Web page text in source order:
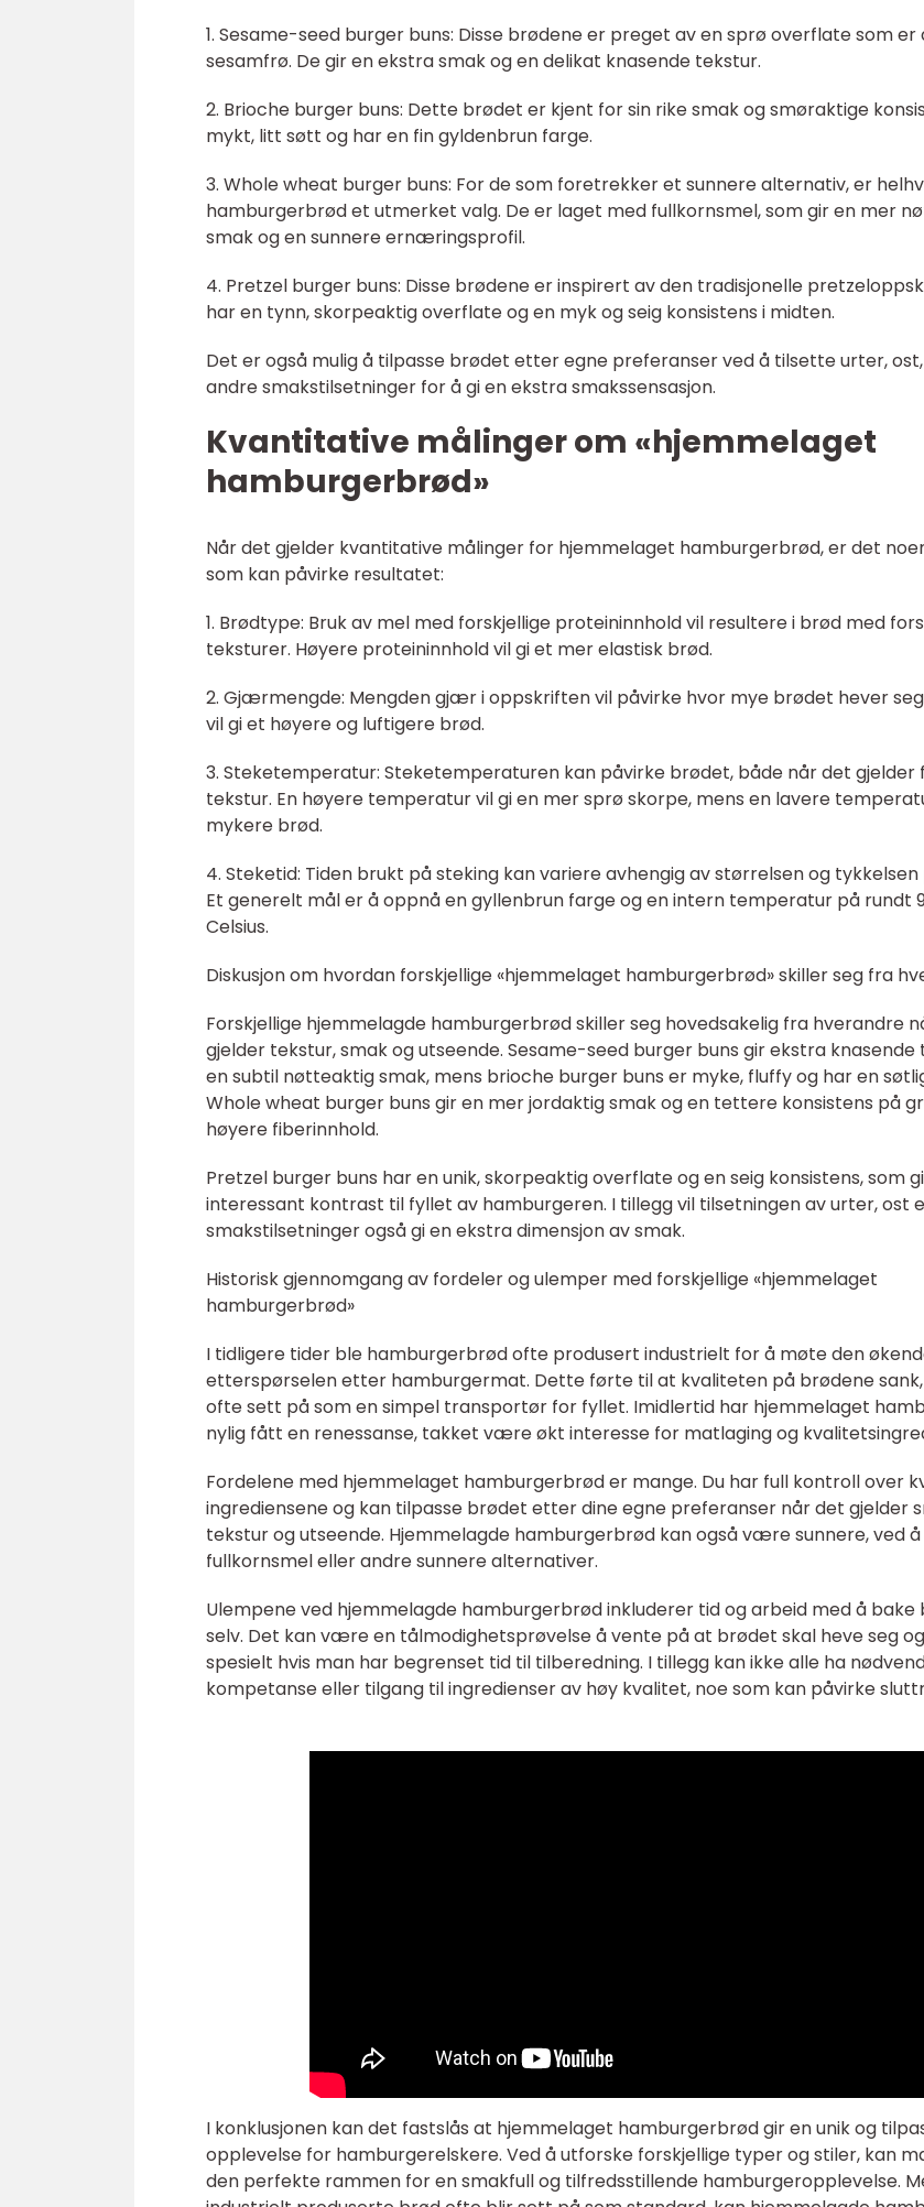
1. Sesame-seed burger buns: Disse brødene er preget av en sprø overflate som
sesamfrø. De gir en ekstra smak og en delikat knasende tekstur.
2. Brioche burger buns: Dette brødet er kjent for sin rike smak og smøraktige
mykt, litt søtt og har en fin gyldenbrun farge.
3. Whole wheat burger buns: For de som foretrekker et sunnere alternativ, er
hamburgerbrød et utmerket valg. De er laget med fullkornsmel, som gir en mer
smak og en sunnere ernæringsprofil.
4. Pretzel burger buns: Disse brødene er inspirert av den tradisjonelle
har en tynn, skorpeaktig overflate og en myk og seig konsistens i midten.
Det er også mulig å tilpasse brødet etter egne preferanser ved å tilsette urter,
andre smakstilsetninger for å gi en ekstra smakssensasjon.
Kvantitative målinger om «hjemmelaget
hamburgerbrød»
Når det gjelder kvantitative målinger for hjemmelaget hamburgerbrød, er det
som kan påvirke resultatet:
1. Brødtype: Bruk av mel med forskjellige proteininnhold vil resultere i brød med
teksturer. Høyere proteininnhold vil gi et mer elastisk brød.
2. Gjærmengde: Mengden gjær i oppskriften vil påvirke hvor mye brødet hever
vil gi et høyere og luftigere brød.
3. Steketemperatur: Steketemperaturen kan påvirke brødet, både når det gjelder
tekstur. En høyere temperatur vil gi en mer sprø skorpe, mens en lavere
mykere brød.
4. Steketid: Tiden brukt på steking kan variere avhengig av størrelsen og
Et generelt mål er å oppnå en gyllenbrun farge og en intern temperatur på rundt
Celsius.
Diskusjon om hvordan forskjellige «hjemmelaget hamburgerbrød» skiller seg fra
Forskjellige hjemmelagde hamburgerbrød skiller seg hovedsakelig fra hverandre
gjelder tekstur, smak og utseende. Sesame-seed burger buns gir ekstra knasende
en subtil nøtteaktig smak, mens brioche burger buns er myke, fluffy og har en
Whole wheat burger buns gir en mer jordaktig smak og en tettere konsistens på
høyere fiberinnhold.
Pretzel burger buns har en unik, skorpeaktig overflate og en seig konsistens, som
interessant kontrast til fyllet av hamburgeren. I tillegg vil tilsetningen av urter, ost
smakstilsetninger også gi en ekstra dimensjon av smak.
Historisk gjennomgang av fordeler og ulemper med forskjellige «hjemmelaget
hamburgerbrød»
I tidligere tider ble hamburgerbrød ofte produsert industrielt for å møte den
etterspørselen etter hamburgermat. Dette førte til at kvaliteten på brødene
ofte sett på som en simpel transportør for fyllet. Imidlertid har hjemmelaget
nylig fått en renessanse, takket være økt interesse for matlaging og
Fordelene med hjemmelaget hamburgerbrød er mange. Du har full kontroll over
ingrediensene og kan tilpasse brødet etter dine egne preferanser når det gjelder
tekstur og utseende. Hjemmelagde hamburgerbrød kan også være sunnere, ved
fullkornsmel eller andre sunnere alternativer.
Ulempene ved hjemmelagde hamburgerbrød inkluderer tid og arbeid med å bake
selv. Det kan være en tålmodighetsprøvelse å vente på at brødet skal heve seg
spesielt hvis man har begrenset tid til tilberedning. I tillegg kan ikke alle ha
kompetanse eller tilgang til ingredienser av høy kvalitet, noe som kan påvirke
I konklusjonen kan det fastslås at hjemmelaget hamburgerbrød gir en unik og
opplevelse for hamburgerelskere. Ved å utforske forskjellige typer og stiler, kan
den perfekte rammen for en smakfull og tilfredsstillende hamburgeropplevelse.